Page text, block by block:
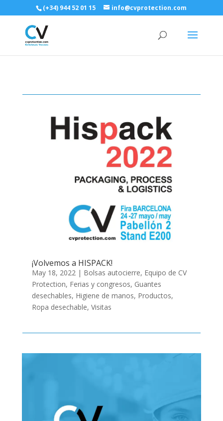
(+34) 944 52 01 15 info@cvprotection.com
¡Volvemos a HISPACK!
May 18, 2022| Bolsas autocierre, Equipo de CV
Protection, Ferias y congresos, Guantes
desechables, Higiene de manos, Productos,
Ropa desechable, Visitas